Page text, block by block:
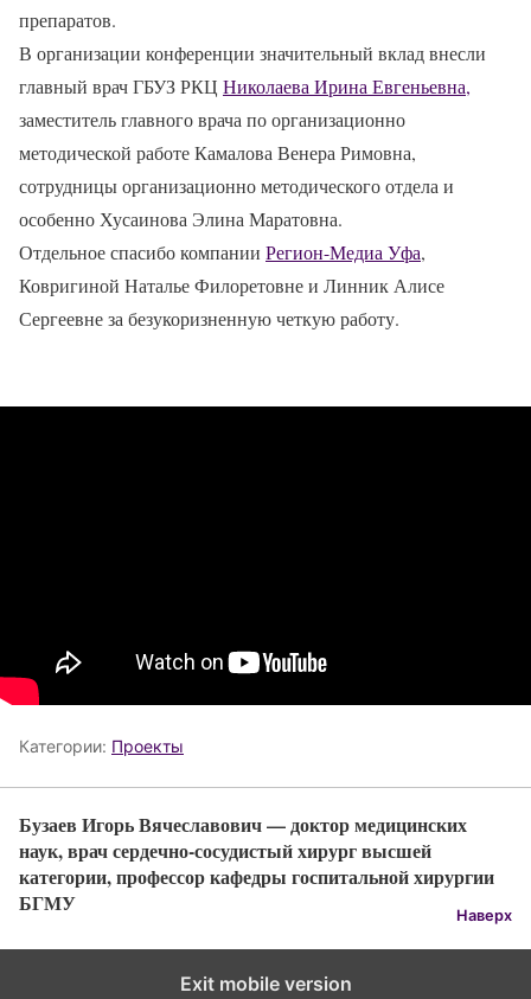
препаратов.
В организации конференции значительный вклад внесли
главный врач ГБУЗ РКЦ Николаева Ирина Евгеньевна,
заместитель главного врача по организационно
методической работе Камалова Венера Римовна,
сотрудницы организационно методического отдела и
особенно Хусаинова Элина Маратовна.
Отдельное спасибо компании Регион-Медиа Уфа,
Ковригиной Наталье Филоретовне и Линник Алисе
Сергеевне за безукоризненную четкую работу.
Категории: Проекты
Бузаев Игорь Вячеславович — доктор медицинских
наук, врач сердечно-сосудистый хирург высшей
категории, профессор кафедры госпитальной хирургии
БГМУ
Наверх
Exit mobile version